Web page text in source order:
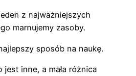
z najważniejszych
marnujemy zasoby.
sposób na naukę.
jest inne, a mała różnica